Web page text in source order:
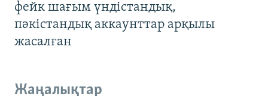
фейк шағым үндістандық,
пәкістандық аккаунттар арқылы
жасалған
Жаңалықтар